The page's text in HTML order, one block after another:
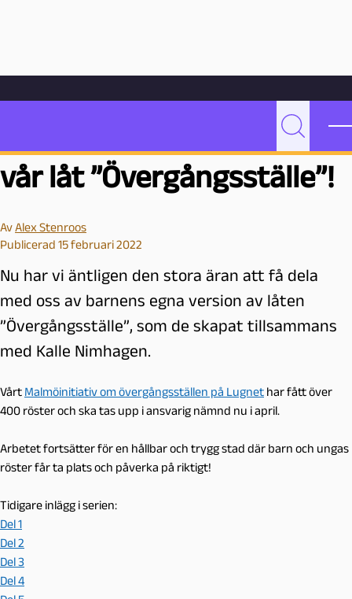
Hoppa till innehåll
e
d
a
o
g
M
l
m
Sök
Del 6: Barnens version av vår låt ”Övergångsställe”!
Del 6: Barnens version av
vår låt ”Övergångsställe”!
AvAlex Stenroos
Publicerad 15 februari 2022
Nu har vi äntligen den stora äran att få dela
med oss av barnens egna version av låten
”Övergångsställe”, som de skapat tillsammans
med Kalle Nimhagen.
Vårt Malmöinitiativ om övergångsställen på Lugnet har fått över
400 röster och ska tas upp i ansvarig nämnd nu i april.
Arbetet fortsätter för en hållbar och trygg stad där barn och ungas
röster får ta plats och påverka på riktigt!
Tidigare inlägg i serien:
Del 1
Del 2
Del 3
Del 4